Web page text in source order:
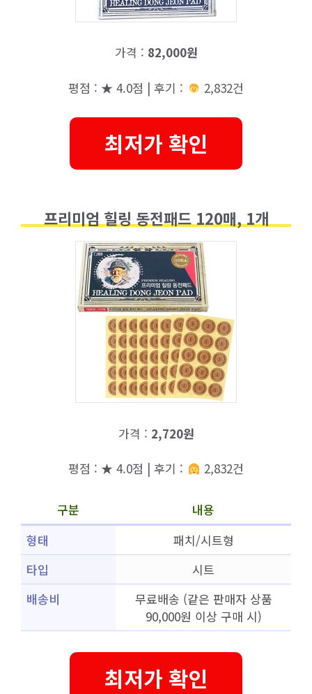
가격 : 82,000원
평점 : ★ 4.0점 | 후기 : 2,832건
최저가 확인
프리미엄 힐링 동전패드 120매, 1개
가격 : 2,720원
평점 : ★ 4.0점 | 후기 : 2,832건
구분
내용
형태
패치/시트형
타입
시트
배송비
무료배송 (같은 판매자 상품
90,000원 이상 구매 시)
최저가 확인